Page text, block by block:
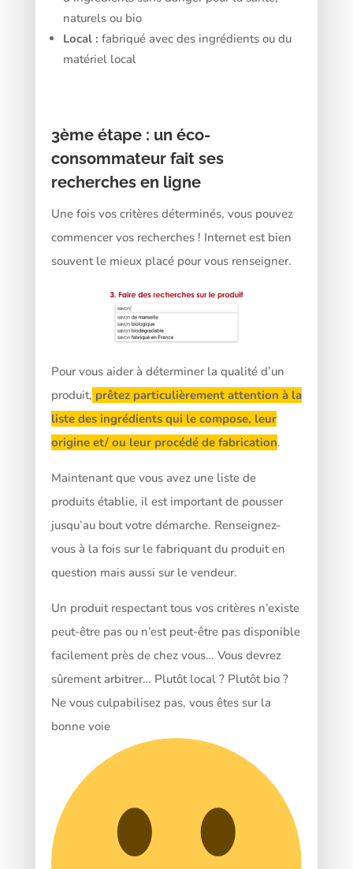
naturels ou bio
Local : fabriqué avec des ingrédients ou du
matériel local
3èmeétape : un éco-
consommateur fait ses
recherches en ligne
Une fois vos critères déterminés, vous pouvez
commencer vos recherches ! Internet est bien
souvent le mieux placé pour vous renseigner.
Pour vous aider à déterminer la qualité d’un
produit, prêtez particulièrement attention à la
liste des ingrédients qui le compose, leur
origine et/ ou leur procédé de fabrication.
Maintenant que vous avez une liste de
produits établie, il est important de pousser
jusqu’au bout votre démarche. Renseignez-
vous à la fois sur le fabriquant du produit en
question mais aussi sur le vendeur.
Un produit respectant tous vos critères n’existe
peut-être pas ou n’est peut-être pas disponible
facilement près de chez vous… Vous devrez
sûrement arbitrer… Plutôt local ? Plutôt bio ?
Ne vous culpabilisez pas, vous êtes sur la
bonne voie